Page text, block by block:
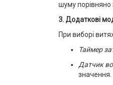
шуму порівняно
3. Додаткові
При виборі
Таймер
Датчик
значення.